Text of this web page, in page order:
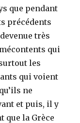
que pendant
précédents
très
qui
les
qui voient
ne
et puis, il y
que la Grèce